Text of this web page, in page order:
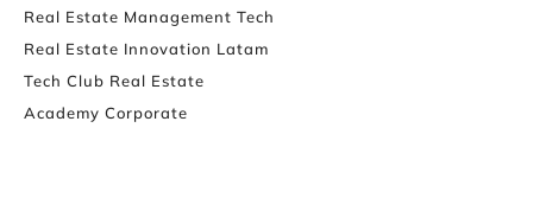
Real Estate Management Tech
Real Estate Innovation Latam
Tech Club Real Estate
Academy Corporate